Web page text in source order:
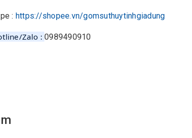
: https://shopee.vn/gomsuthuytinhgiadung
Zalo :0989490910